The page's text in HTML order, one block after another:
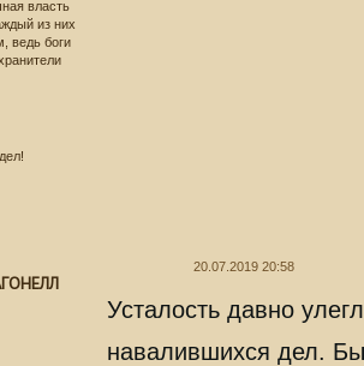
власть
из них
ведь боги
20.07.2019 20:58
Усталость давно
навалившихся дел.